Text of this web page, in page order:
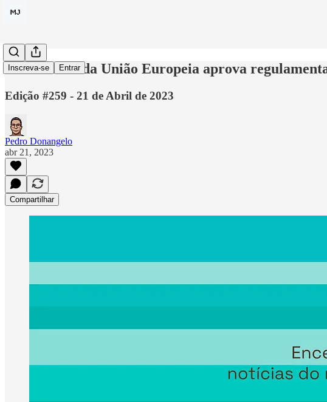
Inscreva-se Entrar
Parlamento da União Europeia aprova
Edição #259 - 21 de Abril de 2023
Pedro Donangelo
abr 21, 2023
Compartilhar